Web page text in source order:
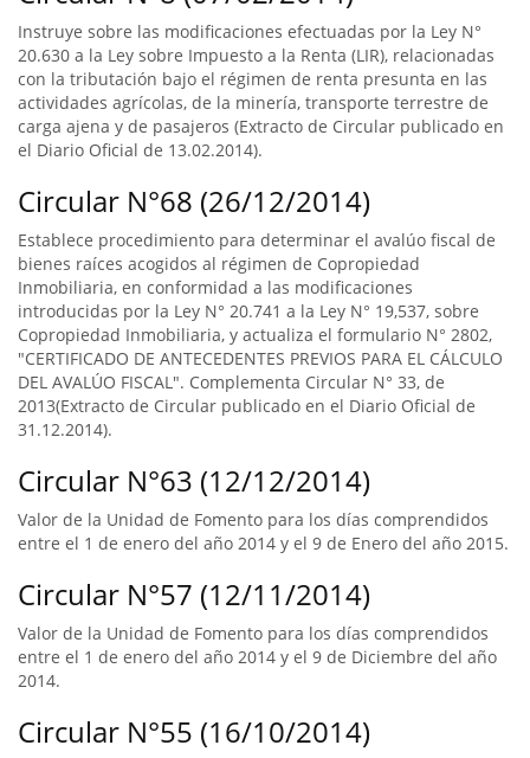
Instruye sobre las modificaciones efectuadas por la Ley N°
20.630 a la Ley sobre Impuesto a la Renta (LIR), relacionadas
con la tributación bajo el régimen de renta presunta en las
actividades agrícolas, de la minería, transporte terrestre de
carga ajena y de pasajeros (Extracto de Circular publicado en
el Diario Oficial de 13.02.2014).
Circular N°68 (26/12/2014)
Establece procedimiento para determinar el avalúo fiscal de
bienes raíces acogidos al régimen de Copropiedad
Inmobiliaria, en conformidad a las modificaciones
introducidas por la Ley N° 20.741 a la Ley N° 19,537, sobre
Copropiedad Inmobiliaria, y actualiza el formulario N° 2802,
"CERTIFICADO DE ANTECEDENTES PREVIOS PARA EL CÁLCULO
DEL AVALÚO FISCAL". Complementa Circular N° 33, de
2013(Extracto de Circular publicado en el Diario Oficial de
31.12.2014).
Circular N°63 (12/12/2014)
Valor de la Unidad de Fomento para los días comprendidos
entre el 1 de enero del año 2014 y el 9 de Enero del año 2015.
Circular N°57 (12/11/2014)
Valor de la Unidad de Fomento para los días comprendidos
entre el 1 de enero del año 2014 y el 9 de Diciembre del año
2014.
Circular N°55 (16/10/2014)